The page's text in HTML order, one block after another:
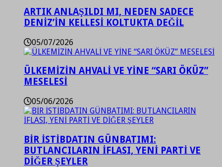
ARTIK ANLAŞILDI MI, NEDEN SADECE
DENİZ’İN KELLESİ KOLTUKTA DEĞİL
05/07/2026
ÜLKEMİZİN AHVALİ VE YİNE “SARI ÖKÜZ”
MESELESİ
05/06/2026
BİR İSTİBDATIN GÜNBATIMI:
BUTLANCILARIN İFLASI, YENİ PARTİ VE
DİĞER ŞEYLER